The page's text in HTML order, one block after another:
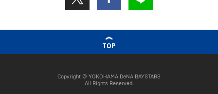
TOP
Copyright © YOKOHAMA DeNA BAYSTARS
All Rights Reserved.